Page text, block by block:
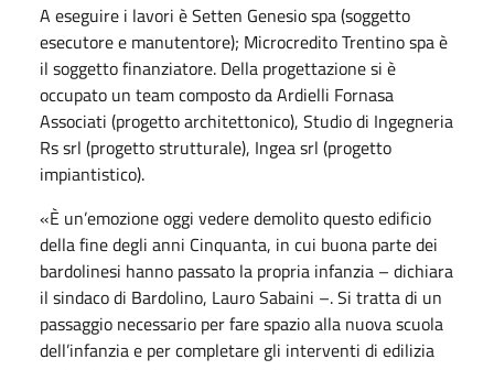
A eseguire i lavori è Setten Genesio spa (soggetto
esecutore e manutentore); Microcredito Trentino spa è
il soggetto finanziatore. Della progettazione si è
occupato un team composto da Ardielli Fornasa
Associati (progetto architettonico), Studio di Ingegneria
Rs srl (progetto strutturale), Ingea srl (progetto
impiantistico).
«È un’emozione oggi vedere demolito questo edificio
della fine degli anni Cinquanta, in cui buona parte dei
bardolinesi hanno passato la propria infanzia – dichiara
il sindaco di Bardolino, Lauro Sabaini –. Si tratta di un
passaggio necessario per fare spazio alla nuova scuola
dell’infanzia e per completare gli interventi di edilizia